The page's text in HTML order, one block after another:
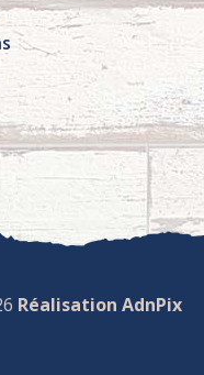
Réalisation AdnPix